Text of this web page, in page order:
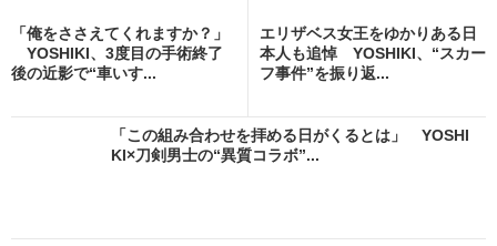
「俺をささえてくれますか？」
YOSHIKI、3度目の手術終了
後の近影で“車いす...
エリザベス女王をゆかりある日
本人も追悼 YOSHIKI、“スカー
フ事件”を振り返...
「この組み合わせを拝める日がくるとは」 YOSHI
KI×刀剣男士の“異質コラボ”...